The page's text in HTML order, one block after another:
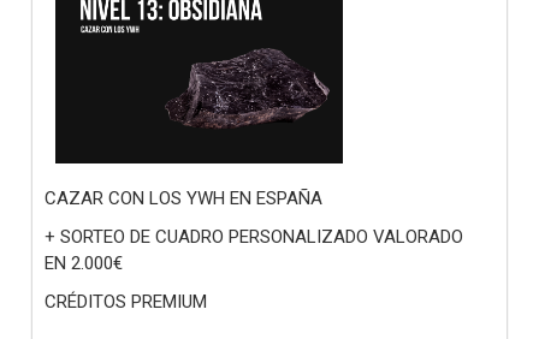
CAZAR CON LOS YWH EN ESPAÑA
+ SORTEO DE CUADRO PERSONALIZADO VALORADO
EN 2.000€
CRÉDITOS PREMIUM